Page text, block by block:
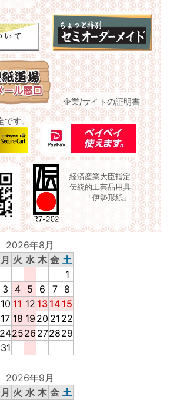
企業/サイトの証明書
す。
経済産業大臣指定
伝統的工芸品用具
「伊勢形紙」
2026年8月
月 火 水 木 金 土
1
3 4 5 6 7
8
10 11 12 13 14 15
17 18 19 20 21 22
242526 272829
31
2026年9月
月 火 水 木 金 土